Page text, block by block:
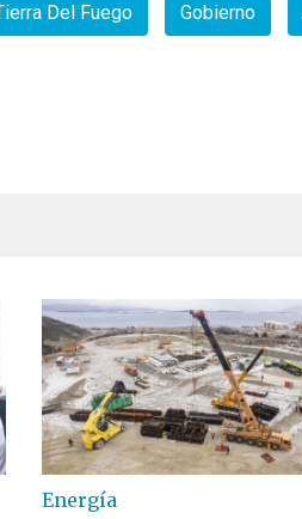
Del Fuego Gobierno
Energía